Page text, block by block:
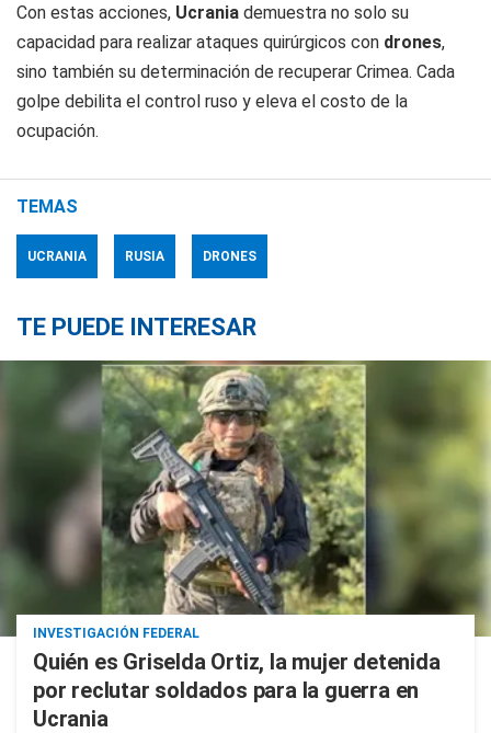
Con estas acciones, Ucrania demuestra no solo su
capacidad para realizar ataques quirúrgicos con drones,
sino también su determinación de recuperar Crimea. Cada
golpe debilita el control ruso y eleva el costo de la
ocupación.
TEMAS
UCRANIA RUSIA DRONES
TE PUEDE INTERESAR
INVESTIGACIÓN FEDERAL
Quién es Griselda Ortiz, la mujer detenida
por reclutar soldados para la guerra en
Ucrania